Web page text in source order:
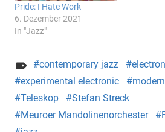
Pride: I Hate Work
6. Dezember 2021
In "Jazz"
contemporary jazz
experimental electronic
Teleskop
Stefan Streck
Meuroer Mandolinenorchester